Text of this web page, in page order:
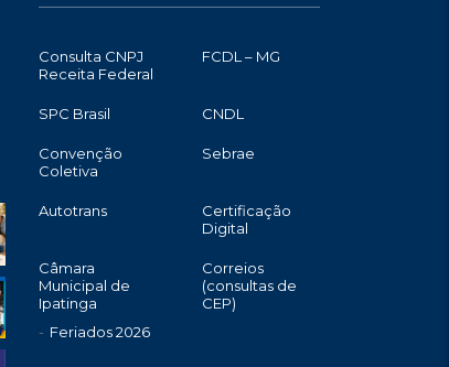
Consulta CNPJ
Receita Federal
FCDL – MG
SPC Brasil CNDL
Convenção
Coletiva
Sebrae
Autotrans
Certificação
Digital
Câmara
Municipal de
Ipatinga
Feriados 2026
Correios
(consultas de
CEP)